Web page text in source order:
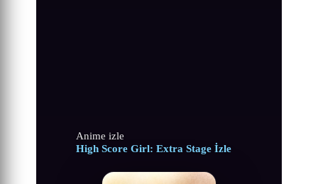
Anime izle
High Score Girl: Extra Stage İzle